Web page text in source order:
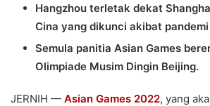
Hangzhou terletak dekat
Cina yang dikunci akibat
Semula panitia Asian Games
Olimpiade Musim Dingin Beijing.
JERNIH — Asian Games 2022, yang